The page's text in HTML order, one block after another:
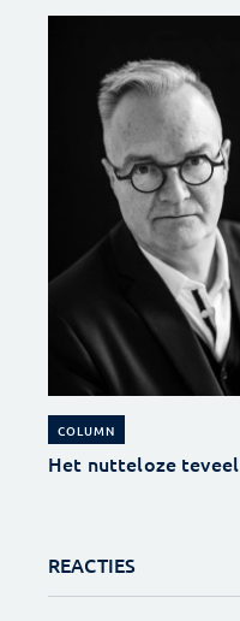
COLUMN
Het nutteloze teveel
REACTIES